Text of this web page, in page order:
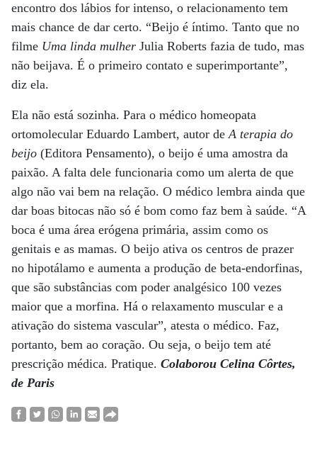
encontro dos lábios for intenso, o relacionamento tem
mais chance de dar certo. “Beijo é íntimo. Tanto que no
filme Uma linda mulher Julia Roberts fazia de tudo, mas
não beijava. É o primeiro contato e superimportante”,
diz ela.
Ela não está sozinha. Para o médico homeopata
ortomolecular Eduardo Lambert, autor deA terapia do
beijo (Editora Pensamento), o beijo é uma amostra da
paixão. A falta dele funcionaria como um alerta de que
algo não vai bem na relação. O médico lembra ainda que
dar boas bitocas não só é bom como faz bem à saúde. “A
boca é uma área erógena primária, assim como os
genitais e as mamas. O beijo ativa os centros de prazer
no hipotálamo e aumenta a produção de beta-endorfinas,
que são substâncias com poder analgésico 100 vezes
maior que a morfina. Há o relaxamento muscular e a
ativação do sistema vascular”, atesta o médico. Faz,
portanto, bem ao coração. Ou seja, o beijo tem até
prescrição médica. Pratique. Colaborou Celina Côrtes,
de Paris